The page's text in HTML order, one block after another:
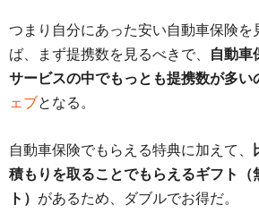
つまり自分にあった安い自動車保険を
ば、まず提携数を見るべきで、
自動車
サービスの中でもっとも提携数が多い
ェブとなる。
自動車保険でもらえる特典に加えて、
積もりを取ることでもらえるギフト（
ト） があるため、ダブルでお得だ。